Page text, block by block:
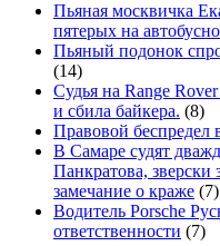
Пьяная москвичка
пятерых на
Пьяный подонок
(14)
Судья на Range
и сбила байкера. (8)
Правовой беспредел
В Самаре судят
Панкратова, зверски
замечание о краже (7)
Водитель Porsche
ответственности (7)